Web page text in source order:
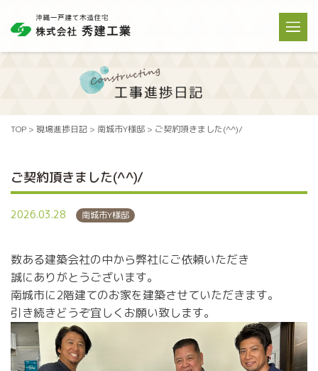
TOP > 現場進捗日記 > 南城市Y様邸 > ご契約頂きました(^^)/
ご契約頂きました(^^)/
2026.03.28 南城市Y様邸
数ある建築会社の中から弊社にご依頼いただき
誠にありがとうございます。
南城市に2階建てのお家を建築させていただきます。
引き続きどうぞ宜しくお願い致します。